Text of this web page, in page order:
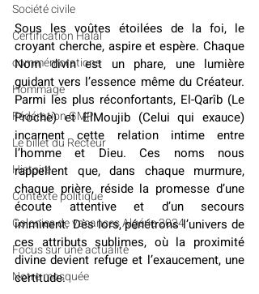
Société civile
Certification Halal
commémorations
Hommage
Fédération GMP
Le billet du Recteur
Histoire
Contexte politique
Colonies de vacances Algérie 2024
​​Focus sur une actualité
Notre mosquée
Sous les voûtes étoilées de la foi, le
croyant cherche, aspire et espère. Chaque
Nom divin est un phare, une lumière
guidant vers l’essence même du Créateur.
Parmi les plus réconfortants, El-Qarîb (Le
Proche) et ElMoujib (Celui qui exauce)
incarnent cette relation intime entre
l’homme et Dieu. Ces noms nous
rappellent que, dans chaque murmure,
chaque prière, réside la promesse d’une
écoute attentive et d’un secours
imminent. Dès lors, pénétrons l’univers de
ces attributs sublimes, où la proximité
divine devient refuge et l’exaucement, une
certitude.